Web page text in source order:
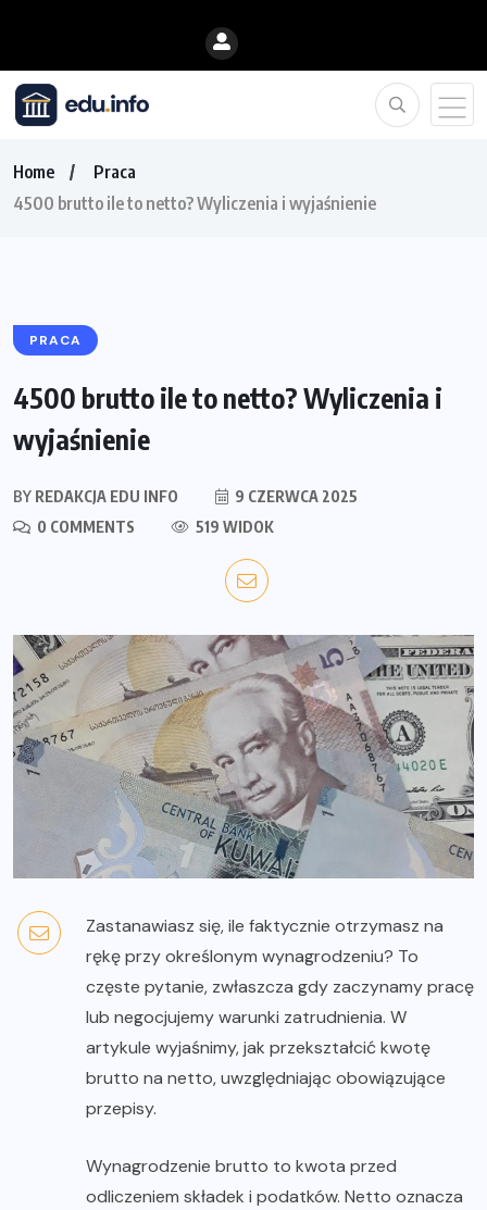
Home
Praca
4500 brutto ile to netto? Wyliczenia i wyjaśnienie
PRACA
4500 brutto ile to netto? Wyliczenia i
wyjaśnienie
BY REDAKCJA EDU INFO
9 CZERWCA 2025
0 COMMENTS
519 WIDOK
Zastanawiasz się, ile faktycznie otrzymasz na
rękę przy określonym wynagrodzeniu? To
częste pytanie, zwłaszcza gdy zaczynamy pracę
lub negocjujemy warunki zatrudnienia. W
artykule wyjaśnimy, jak przekształcić kwotę
brutto na netto, uwzględniając obowiązujące
przepisy.
Wynagrodzenie brutto to kwota przed
odliczeniem składek i podatków. Netto oznacza